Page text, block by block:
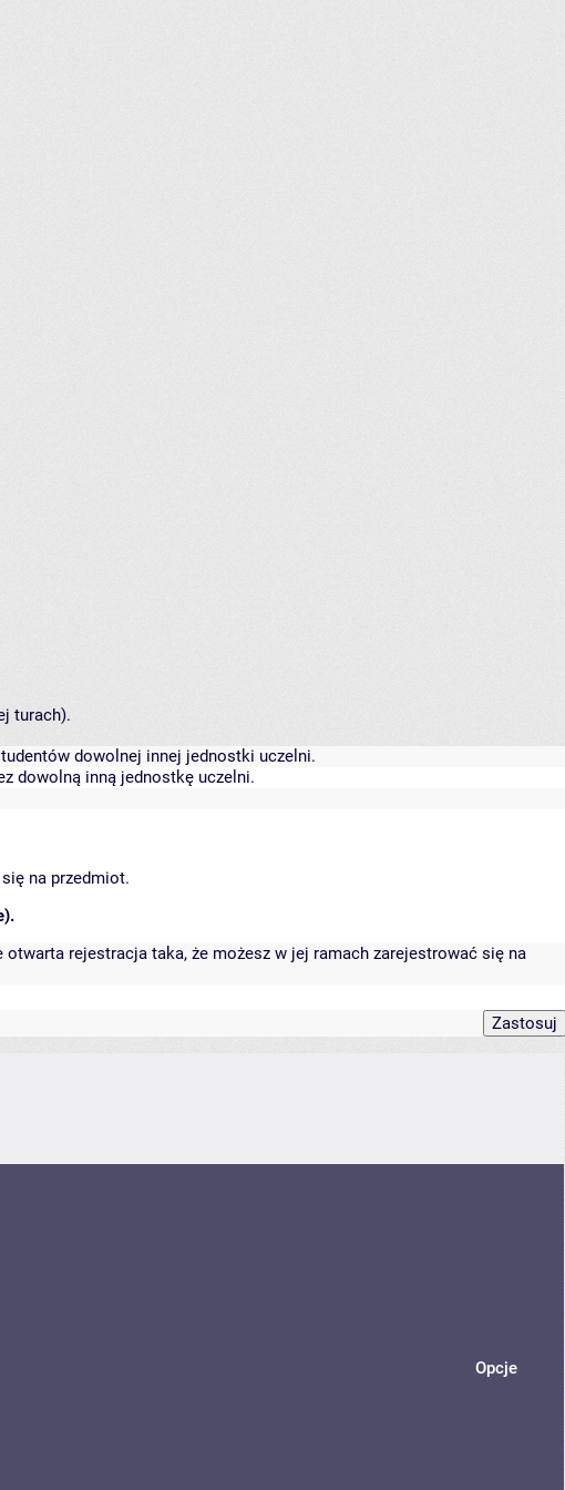
turach).
dowolnej innej jednostki uczelni.
dowolną inną jednostkę uczelni.
na przedmiot.
rejestracja taka, że możesz w jej ramach zarejestrować się na
Opcje